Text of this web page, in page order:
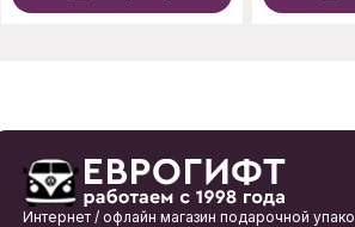
Интернет / офлайн магазин подарочной